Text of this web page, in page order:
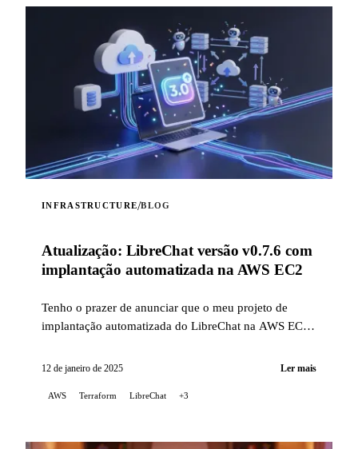
INFRASTRUCTURE/BLOG
Atualização: LibreChat versão v0.7.6 com
implantação automatizada na AWS EC2
Tenho o prazer de anunciar que o meu projeto de
implantação automatizada do LibreChat na AWS EC2
com as mudanças recentes na forma de instalar o
12 de janeiro de 2025 Ler mais
AWS Terraform LibreChat +3